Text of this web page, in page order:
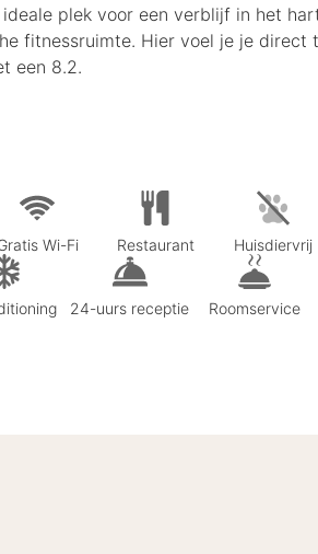
plek voor een verblijf in het
fitnessruimte. Hier voel je je direct
een 8.2.
Wi-Fi Restaurant Huisdiervrij
24-uurs receptie Roomservice